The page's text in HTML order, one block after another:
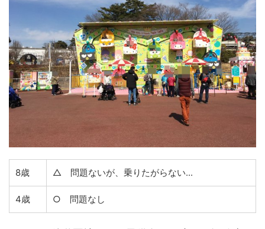
8歳 △ 問題ないが、乗りたがらない...
4歳 ○ 問題なし